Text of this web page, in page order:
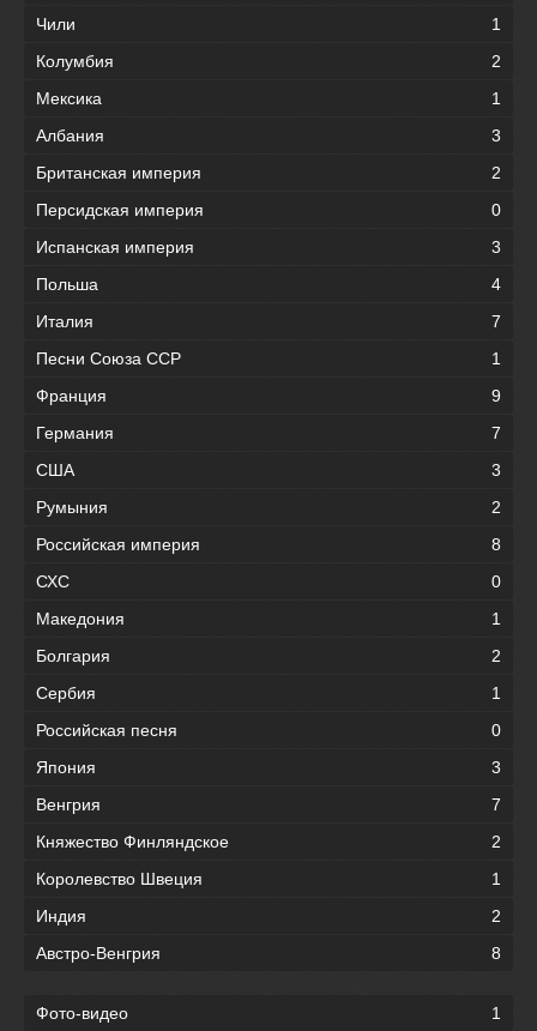
Чили
1
Колумбия
2
Мексика
1
Албания
3
Британская империя
2
Персидская империя
0
Испанская империя
3
Польша
4
Италия
7
Песни Союза ССР
1
Франция
9
Германия
7
США
3
Румыния
2
Российская империя
8
СХС
0
Македония
1
Болгария
2
Сербия
1
Российская песня
0
Япония
3
Венгрия
7
Княжество Финляндское
2
Королевство Швеция
1
Индия
2
Австро-Венгрия
8
Фото-видео
1